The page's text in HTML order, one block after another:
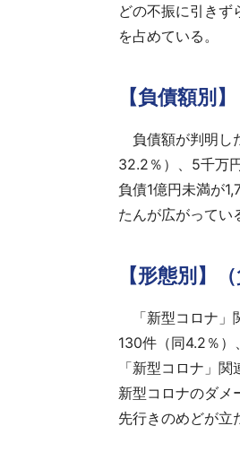
どの不振に引き
を占めている。
【負債額別
負債額が判明し
32.2％）、5千万
負債1億円未満が
たんが広がってい
【形態別】
「新型コロナ」
130件（同4.2％）
「新型コロナ」
新型コロナのダメ
先行きのめどが立